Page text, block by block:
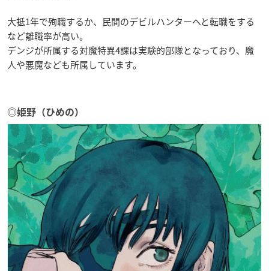
大抵1年で殉職するか、民間のデビルハンターへと転職をする
など離職率が高い。
デンジが所属する対魔特異4課は実験的部隊となっており、魔
人や悪魔なども所属しています。
◎姫野（ひめの）